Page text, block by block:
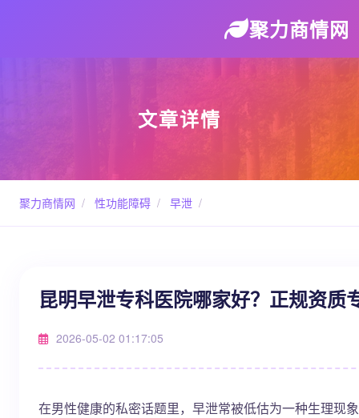
聚力商情网
文章详情
聚力商情网 / 性功能障碍 / 早泄 /
昆明早泄专科医院哪家好？正规资质
2026-05-02 01:17:05
在男性健康的私密话题里，早泄常被低估为一种生理现